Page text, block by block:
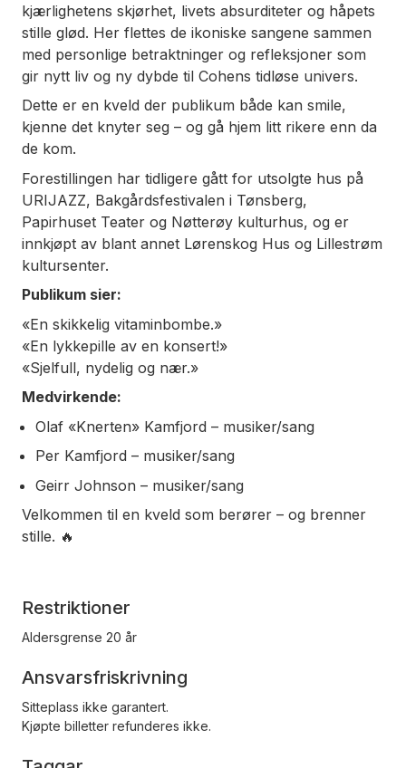
kjærlighetens skjørhet, livets absurditeter og håpets
stille glød. Her flettes de ikoniske sangene sammen
med personlige betraktninger og refleksjoner som
gir nytt liv og ny dybde til Cohens tidløse univers.
Dette er en kveld der publikum både kan smile,
kjenne det knyter seg – og gå hjem litt rikere enn da
de kom.
Forestillingen har tidligere gått for utsolgte hus på
URIJAZZ, Bakgårdsfestivalen i Tønsberg,
Papirhuset Teater og Nøtterøy kulturhus, og er
innkjøpt av blant annet Lørenskog Hus og Lillestrøm
kultursenter.
Publikum sier:
«En skikkelig vitaminbombe.»
«En lykkepille av en konsert!»
«Sjelfull, nydelig og nær.»
Medvirkende:
Olaf «Knerten» Kamfjord – musiker/sang
Per Kamfjord – musiker/sang
Geirr Johnson – musiker/sang
Velkommen til en kveld som berører – og brenner
stille. 🔥
Restriktioner
Aldersgrense 20 år
Ansvarsfriskrivning
Sitteplass ikke garantert.
Kjøpte billetter refunderes ikke.